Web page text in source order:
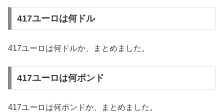
417ユーロは何ドル
417ユーロは何ドルか、まとめました。
417ユーロは何ポンド
417ユーロは何ポンドか、まとめました。